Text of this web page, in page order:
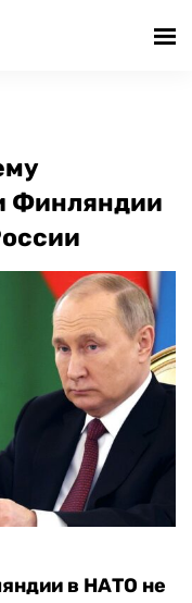
Финляндии
в НАТО не